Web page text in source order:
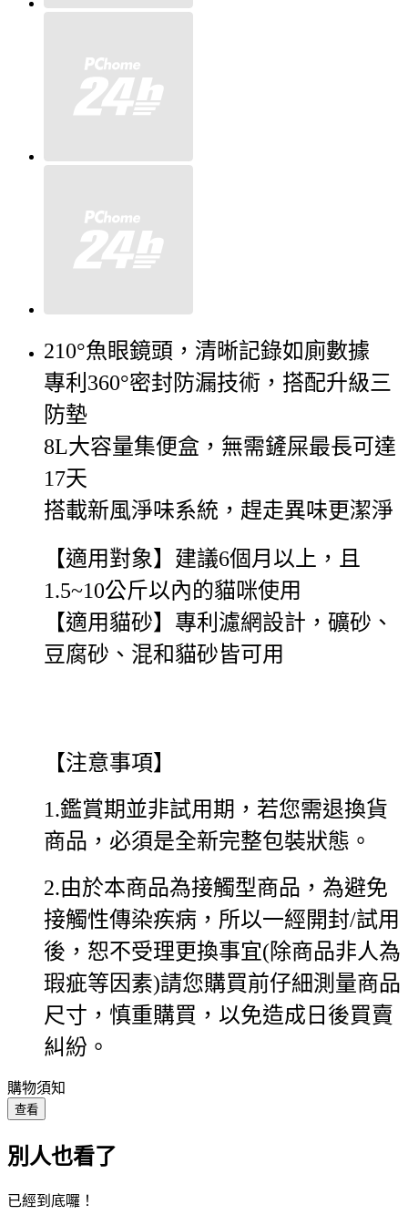
210°魚眼鏡頭，清晰記錄如廁數據
專利360°密封防漏技術，搭配升級三
防墊
8L大容量集便盒，無需鏟屎最長可達
17天
搭載新風淨味系統，趕走異味更潔淨
【適用對象】建議6個月以上，且
1.5~10公斤以內的貓咪使用
【適用貓砂】專利濾網設計，礦砂、
豆腐砂、混和貓砂皆可用
【注意事項】
1.鑑賞期並非試用期，若您需退換貨
商品，必須是全新完整包裝狀態。
2.由於本商品為接觸型商品，為避免
接觸性傳染疾病，所以一經開封/試用
後，恕不受理更換事宜(除商品非人為
瑕疵等因素)請您購買前仔細測量商品
尺寸，慎重購買，以免造成日後買賣
糾紛。
購物須知
查看
別人也看了
已經到底囉！